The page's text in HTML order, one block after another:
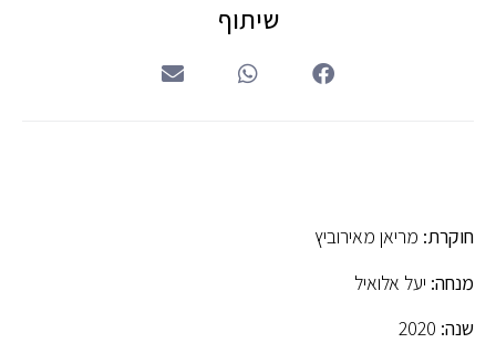
שיתוף
חוקרת: מריאן מאירוביץ
מנחה: יעל אלואיל
שנה: